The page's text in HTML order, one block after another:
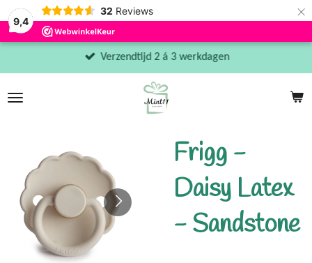
9,4
32 Reviews ×
Verzendtijd 2 á 3 werkdagen
Frigg -
Daisy Latex
- Sandstone